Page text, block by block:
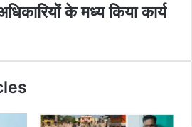
के मध्य किया कार्य